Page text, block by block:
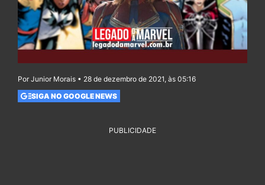
Por Junior Morais • 28 de dezembro de 2021, às 05:16
SIGA NO GOOGLE NEWS
PUBLICIDADE